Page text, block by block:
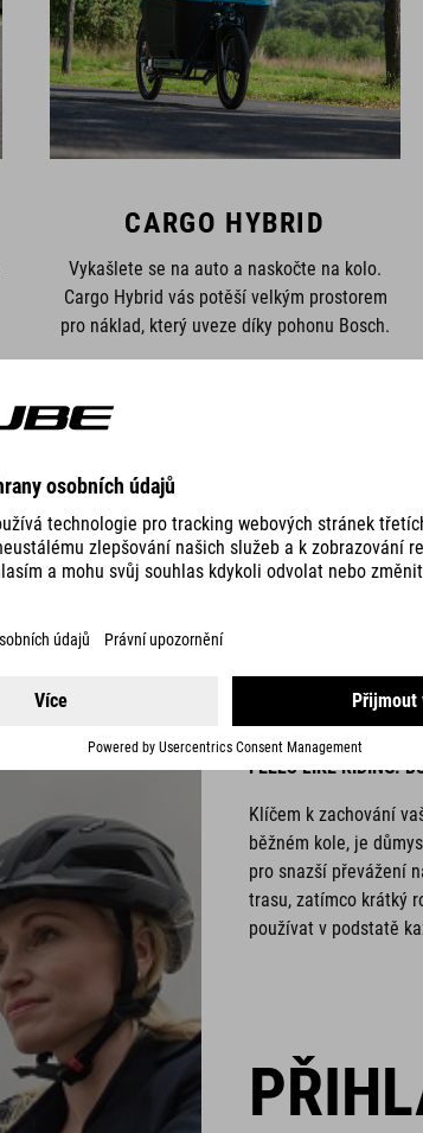
CARGO HYBRID
Vykašlete se na auto a naskočte na kolo.
Cargo Hybrid vás potěší velkým prostorem
pro náklad, který uveze díky pohonu Bosch.
FEELS LIKE RIDING.
Klíčem k zachování
běžném kole, je
pro snazší převážení
trasu, zatímco krátký
používat v podstatě